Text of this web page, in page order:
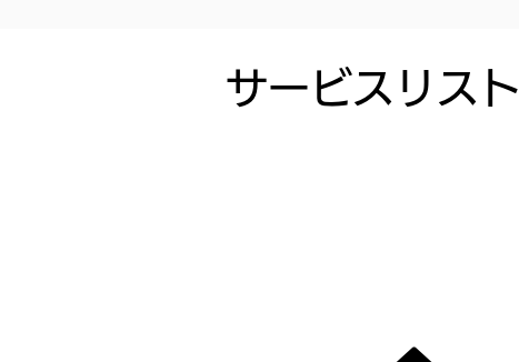
サービスリスト